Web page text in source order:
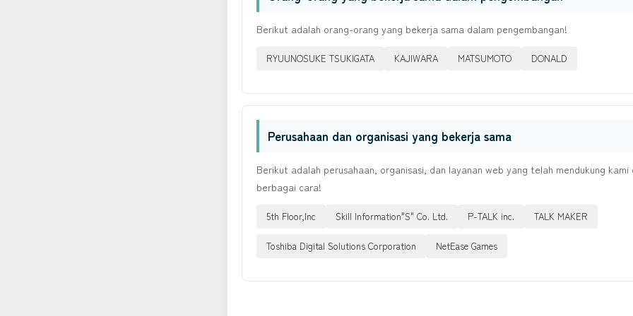
Berikut adalah orang-orang yang bekerja sama dalam pengembangan!
RYUUNOSUKE TSUKIGATA KAJIWARA MATSUMOTO DONALD
Perusahaan dan organisasi yang bekerja sama
Berikut adalah perusahaan, organisasi, dan layanan web yang telah mendukung kami
berbagai cara!
5th Floor,Inc Skill Information"S" Co. Ltd. P-TALK inc. TALK MAKER
Toshiba Digital Solutions Corporation NetEase Games